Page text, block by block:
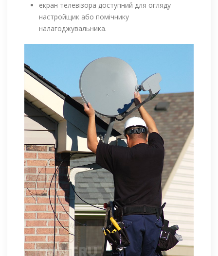
екран телевізора доступний для огляду
настройщик або помічнику
налагоджувальника.